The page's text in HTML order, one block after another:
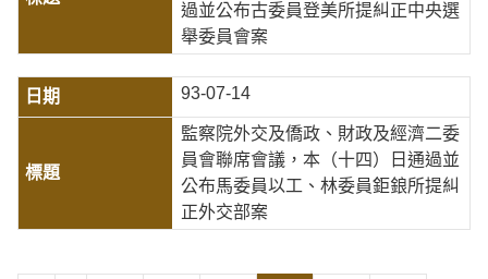
過並公布古委員登美所提糾正中央選
舉委員會案
93-07-14
監察院外交及僑政、財政及經濟二委
員會聯席會議，本（十四）日通過並
公布馬委員以工、林委員鉅鋃所提糾
正外交部案